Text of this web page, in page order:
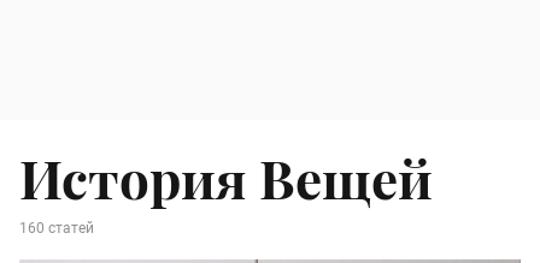
История Вещей
160 статей